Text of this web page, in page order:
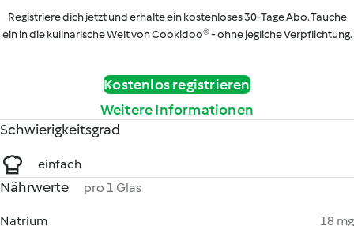
Registriere dich jetzt und erhalte ein kostenloses 30-Tage Abo. Tauche
ein in die kulinarische Welt von Cookidoo® - ohne jegliche Verpflichtung.
Kostenlos registrieren
Weitere Informationen
Schwierigkeitsgrad
einfach
Nährwerte pro 1 Glas
Natrium
18 mg